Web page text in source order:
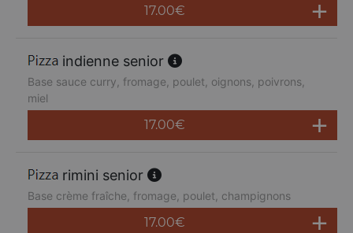
17.00€
indienne senior
Base sauce curry, fromage, poulet, oignons, poivrons,
miel
17.00€
rimini senior
Base crème fraîche, fromage, poulet, champignons
17.00€